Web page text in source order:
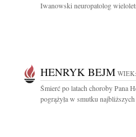
Iwanowski neuropatolog
HENRYK BEJM
Śmierć po latach choroby Pana
pogrążyła w smutku najbliższych